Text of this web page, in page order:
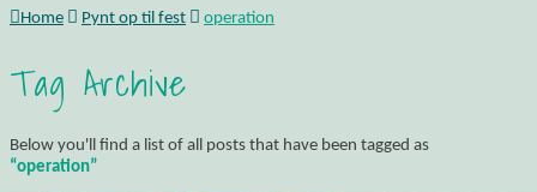
Home Pynt op til fest operation
Tag Archive
Below you'll find a list of all posts that have been tagged as
“operation”